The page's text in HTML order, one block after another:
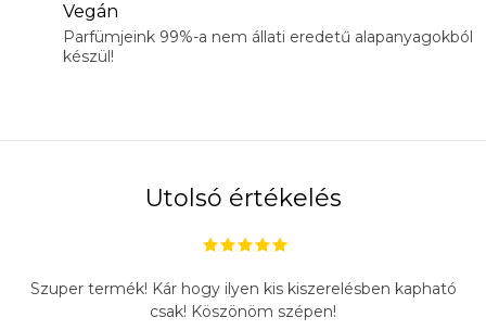
Vegán
Parfümjeink 99%-a nem állati eredetű alapanyagokból
készül!
Utolsó értékelés
Szuper termék! Kár hogy ilyen kis kiszerelésben kapható
csak! Köszönöm szépen!